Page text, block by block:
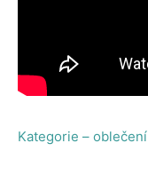
Kategorie – oblečení